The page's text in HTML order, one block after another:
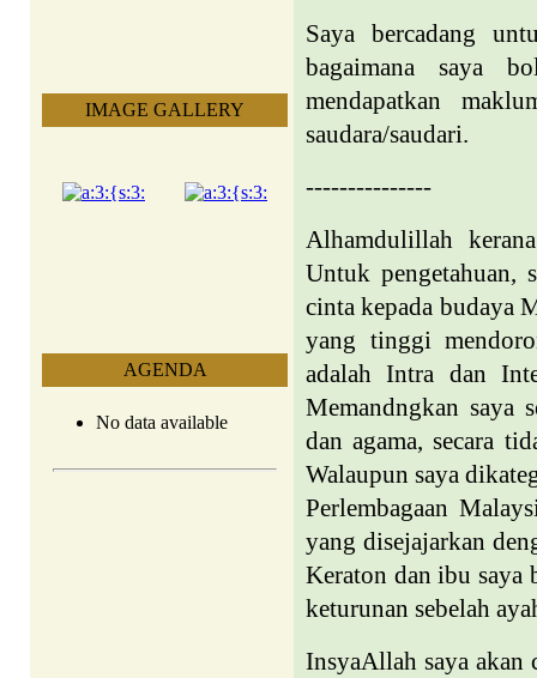
IMAGE GALLERY
AGENDA
No data available
Saya bercadang
bagaimana saya
mendapatkan
saudara/saudari.
---------------
Alhamdulillah
Untuk pengetahuan,
cinta kepada budaya
yang tinggi
adalah Intra dan
Memandngkan saya
dan agama, secara
Walaupun saya
Perlembagaan
yang disejajarkan
Keraton dan ibu saya
keturunan sebelah
InsyaAllah saya akan